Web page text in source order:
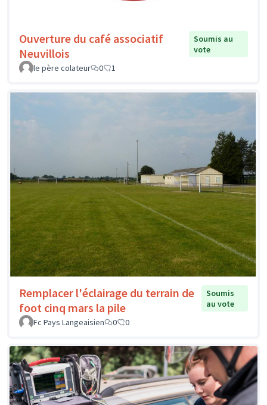
Ouverture du café associatif
Neuvillois
Soumis au
vote
le père colateur
0 1
Remplacer l'éclairage du terrain de
foot cinq mars la pile
Soumis
au vote
Fc Pays Langeaisien
0 0